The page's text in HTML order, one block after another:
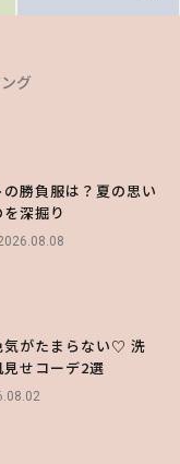
グ
の勝負服は？夏の思い
深掘り
気がたまらない♡ 洗
せコーデ2選
グ
シローと初コラボ♡
ー＆限定グッズを総
プレイフルに！ドキ
るみ目”のつくり方
グ
ロマンティックトラ
の新作コーデ4選
2026.07.10
ティが可愛すぎ♡ 紀
冷バッグ”は夏の強
ズ9月号増刊】